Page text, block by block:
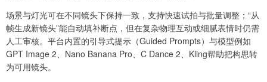
场景与灯光可在不同镜头下保持一致，支持快速试拍与批量调整；“从
帧生成新镜头”能自动填补断点，但在复杂物理互动或细腻表情时仍需
人工审核。平台内置的引导式提示（Guided Prompts）与模型例如
GPT Image 2、Nano Banana Pro、C Dance 2、Kling帮助把构思转
为可用镜头。